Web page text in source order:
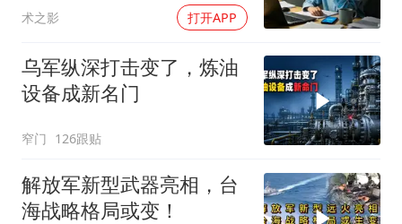
术之影 打开APP
乌军纵深打击变了，炼油
设备成新名门
窄门 126跟贴
解放军新型武器亮相，台
海战略格局或变！